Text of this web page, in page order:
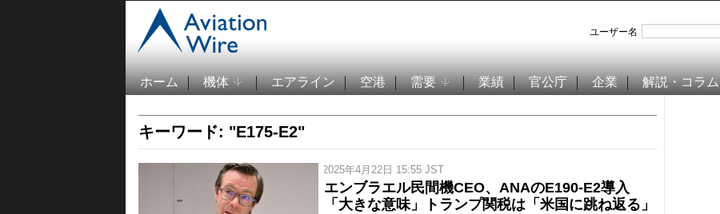
ユーザー名
ホーム 機体 エアライン 空港 需要 業績 官公庁 企業 解説・コラム
キーワード: "E175-E2"
/ 2025年4月22日 15:55 JST
エンブラエル民間機CEO、ANAのE190-E2導入
「大きな意味」トランプ関税は「米国に跳ね返る」